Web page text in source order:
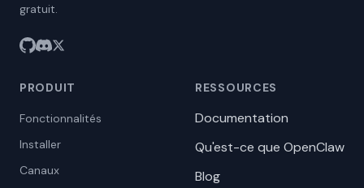
gratuit.
PRODUIT
Fonctionnalités
Installer
Canaux
RESSOURCES
Documentation
Qu'est-ce que OpenClaw
Blog